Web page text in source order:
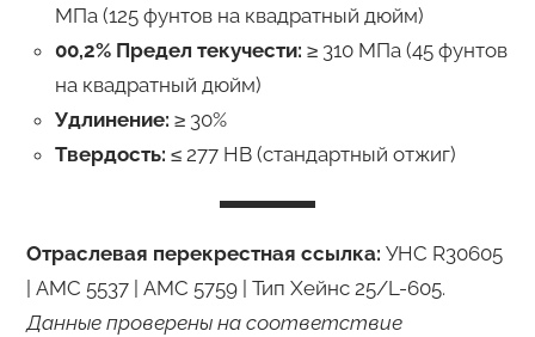
МПа (125 фунтов на квадратный дюйм)
00,2% Предел текучести: ≥ 310 МПа (45 фунтов
на квадратный дюйм)
Удлинение: ≥ 30%
Твердость: ≤ 277 HB (стандартный отжиг)
Отраслевая перекрестная ссылка: УНС R30605
| АМС 5537 | АМС 5759 | Тип Хейнс 25/L-605.
Данные проверены на соответствие